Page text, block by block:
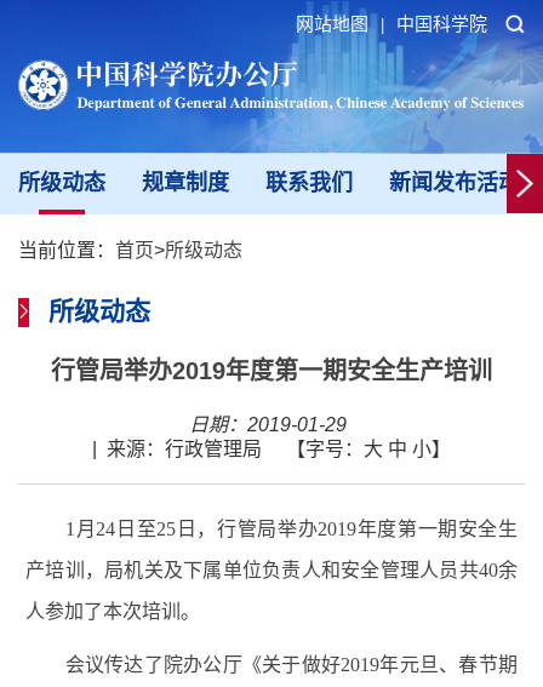
网站地图 中国科学院
所级动态 规章制度 联系我们 新闻发布活动
当前位置： 首页>所级动态
所级动态
行管局举办2019年度第一期安全生产培训
日期：2019-01-29
来源：行政管理局 【字号： 大 中 小】
1 月 24 日至25 日，行管局举办2019年度第一期安全生
产培训，局机关及下属单位负责人和安全管理人员共40余
人参加了本次培训。
会议传达了院办公厅《关于做好2019年元旦、春节期